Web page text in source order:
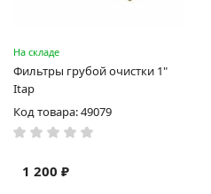
На складе
Фильтры грубой очистки 1"
Itap
Код товара: 49079
1 200 ₽